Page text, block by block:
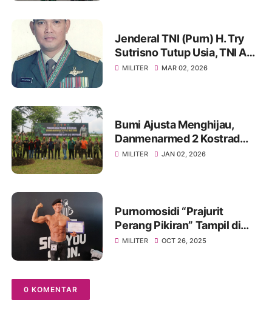
Jenderal TNI (Purn) H. Try
Sutrisno Tutup Usia, TNI AD
Berduka
MILITER MAR 02, 2026
Bumi Ajusta Menghijau,
Danmenarmed 2 Kostrad
Pimpin Gerakan Tanam
MILITER JAN 02, 2026
Purnomosidi “Prajurit
Perang Pikiran” Tampil di
Body Contest Piala Wali
MILITER OCT 26, 2025
0 KOMENTAR